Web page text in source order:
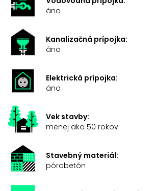
áno
Kanalizačná prípojka:
áno
Elektrická prípojka:
áno
Vek stavby:
menej ako 50 rokov
Stavebný materiál:
pórobetón